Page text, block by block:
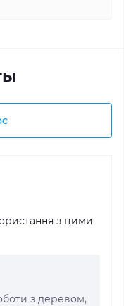
з цими
з деревом,